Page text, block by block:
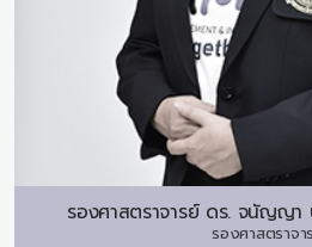
รองศาสตราจารย์ ดร. จนัญญา
รองศาสตราจา